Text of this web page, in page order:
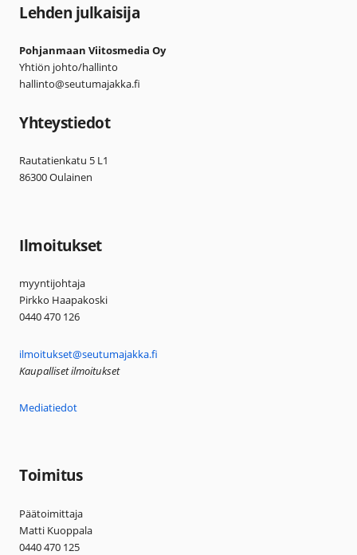
Lehden julkaisija
Pohjanmaan Viitosmedia Oy
Yhtiön johto/hallinto
hallinto@seutumajakka.fi
Yhteystiedot
Rautatienkatu 5 L1
86300 Oulainen
Ilmoitukset
myyntijohtaja
Pirkko Haapakoski
0440 470 126
ilmoitukset@seutumajakka.fi
Kaupalliset ilmoitukset
Mediatiedot
Toimitus
Päätoimittaja
Matti Kuoppala
0440 470 125